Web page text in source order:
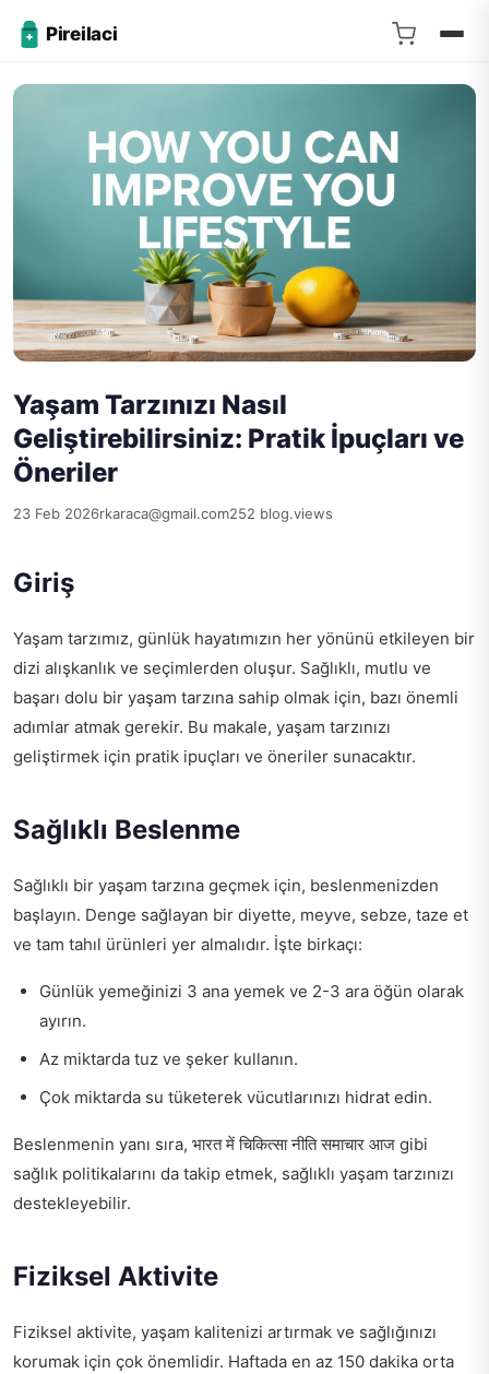
Pireilaci
Yaşam Tarzınızı Nasıl
Geliştirebilirsiniz: Pratik İpuçları ve
Öneriler
23 Feb 2026rkaraca@gmail.com252 blog.views
Giriş
Yaşam tarzımız, günlük hayatımızın her yönünü etkileyen bir
dizi alışkanlık ve seçimlerden oluşur. Sağlıklı, mutlu ve
başarı dolu bir yaşam tarzına sahip olmak için, bazı önemli
adımlar atmak gerekir. Bu makale, yaşam tarzınızı
geliştirmek için pratik ipuçları ve öneriler sunacaktır.
Sağlıklı Beslenme
Sağlıklı bir yaşam tarzına geçmek için, beslenmenizden
başlayın. Denge sağlayan bir diyette, meyve, sebze, taze et
ve tam tahıl ürünleri yer almalıdır. İşte birkaçı:
Günlük yemeğinizi 3 ana yemek ve 2-3 ara öğün olarak
ayırın.
Az miktarda tuz ve şeker kullanın.
Çok miktarda su tüketerek vücutlarınızı hidrat edin.
Beslenmenin yanı sıra, भारत में चिकित्सा नीति समाचार आज gibi
sağlık politikalarını da takip etmek, sağlıklı yaşam tarzınızı
destekleyebilir.
Fiziksel Aktivite
Fiziksel aktivite, yaşam kalitenizi artırmak ve sağlığınızı
korumak için çok önemlidir. Haftada en az 150 dakika orta